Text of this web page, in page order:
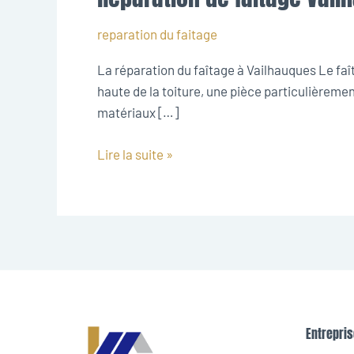
reparation du faitage
La réparation du faîtage à Vailhauques Le
haute de la toiture, une pièce
matériaux […]
de
faitage
Lire la suite »